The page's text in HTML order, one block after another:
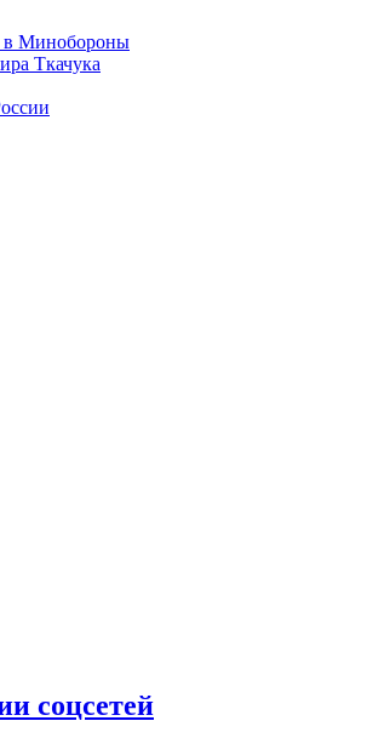
в Минобороны
Ткачука
соцсетей